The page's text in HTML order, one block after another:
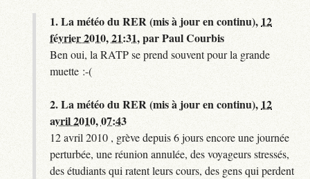
1.La météo du RER (mis à jour en continu), 12
février 2010, 21:31,parPaul Courbis
Ben oui, la RATP se prend souvent pour la grande
muette :-(
2.La météo du RER (mis à jour en continu), 12
avril 2010, 07:43
12 avril 2010 , grève depuis 6 jours encore une journée
perturbée, une réunion annulée, des voyageurs stressés,
des étudiants qui ratent leurs cours, des gens qui perdent